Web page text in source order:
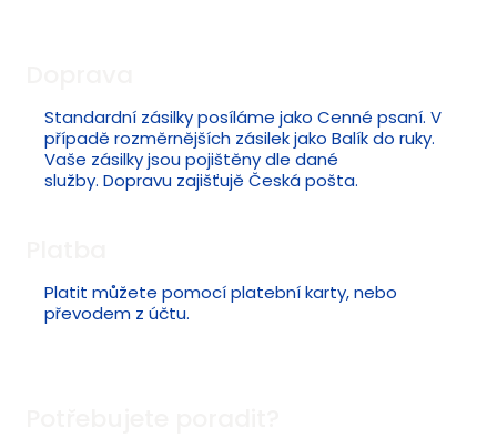
Standardní zásilky posíláme jako Cenné psaní. V
případě rozměrnějších zásilek jako Balík do ruky.
Vaše zásilky jsou pojištěny dle dané
služby. Dopravu zajišťujě Česká pošta.
Platit můžete pomocí platební karty, nebo
převodem z účtu.